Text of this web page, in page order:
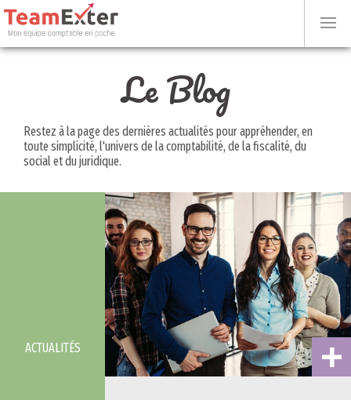
Le Blog
Restez à la page des dernières actualités pour appréhender, en
toute simplicité, l'univers de la comptabilité, de la fiscalité, du
social et du juridique.
ACTUALITÉS